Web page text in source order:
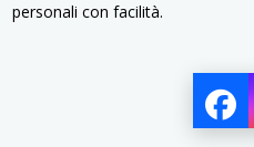
personali con facilità.